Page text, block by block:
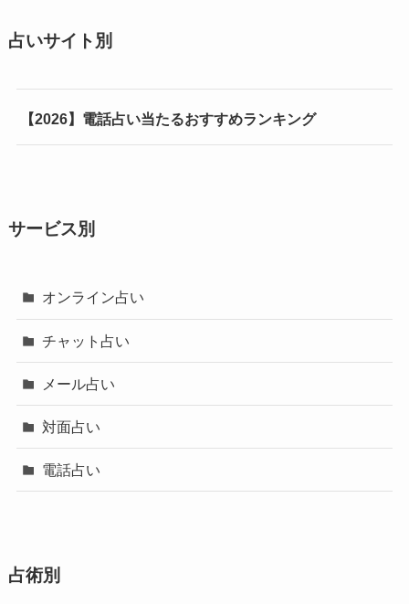
占いサイト別
【2026】電話占い当たるおすすめランキング
サービス別
オンライン占い
チャット占い
メール占い
対面占い
電話占い
占術別